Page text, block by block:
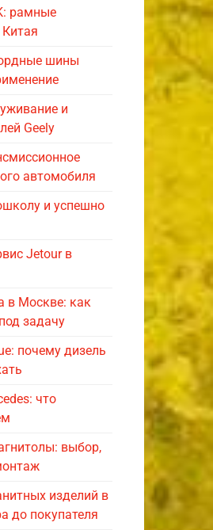
рамные
шины
и
Geely
автомобиля
и успешно
Jetour в
в Москве: как
задачу
почему дизель
что
выбор,
изделий в
до покупателя